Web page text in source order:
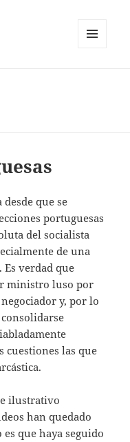
que se
portuguesas
del socialista
de una
verdad que
ministro luso por
y, por lo
cuestiones las que
ilustrativo
han quedado
que haya seguido